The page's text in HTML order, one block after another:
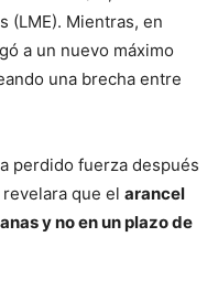
(LME). Mientras, en
a un nuevo máximo
una brecha entre
perdido fuerza después
revelara que el arancel
y no en un plazo de